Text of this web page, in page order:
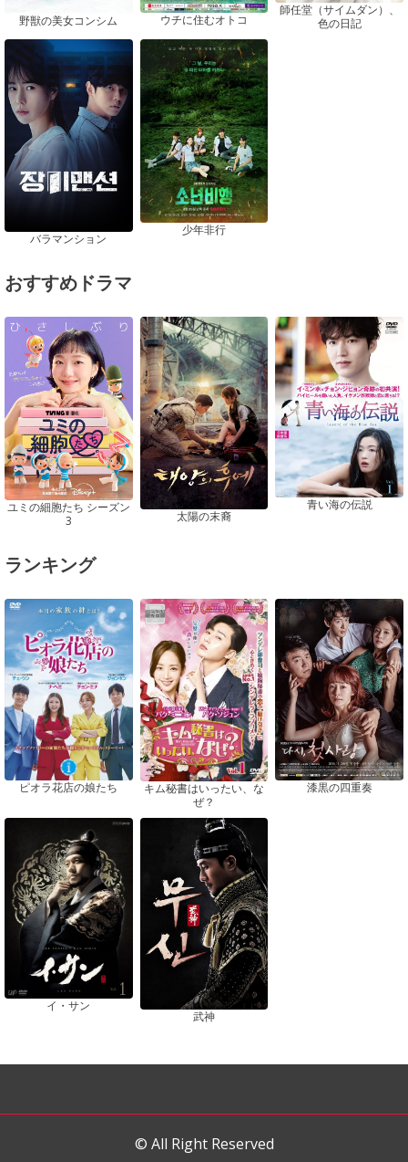
野獣の美女コンシム ウチに住むオトコ
師任堂（サイムダン）、
色の日記
バラマンション
少年非行
おすすめドラマ
ユミの細胞たち シーズン
3
太陽の末裔
青い海の伝説
ランキング
ピオラ花店の娘たち
キム秘書はいったい、な
ぜ？
漆黒の四重奏
イ・サン
武神
© All Right Reserved